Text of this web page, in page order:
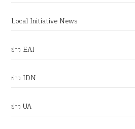
Local Initiative News
ข่าว EAI
ข่าว IDN
ข่าว UA